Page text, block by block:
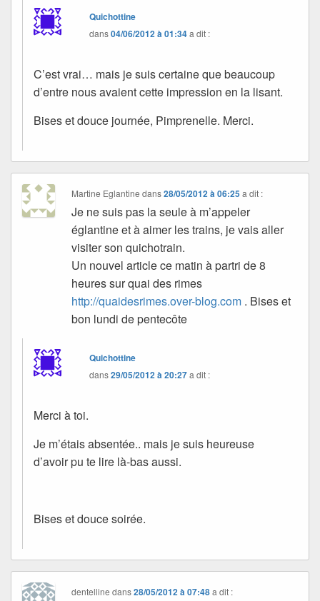
Quichottine
dans04/06/2012 à 01:34a dit :
C’est vrai… mais je suis certaine que beaucoup
d’entre nous avaient cette impression en la lisant.
Bises et douce journée, Pimprenelle. Merci.
Martine Eglantine dans28/05/2012 à 06:25 a dit :
Je ne suis pas la seule à m’appeler
églantine et à aimer les trains, je vais aller
visiter son quichotrain.
Un nouvel article ce matin à partri de 8
heures sur quai des rimes
http://quaidesrimes.over-blog.com . Bises et
bon lundi de pentecôte
Quichottine
dans29/05/2012 à 20:27a dit :
Merci à toi.
Je m’étais absentée.. mais je suis heureuse
d’avoir pu te lire là-bas aussi.
Bises et douce soirée.
dentelline dans28/05/2012 à 07:48 a dit :